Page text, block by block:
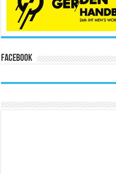
Facebook